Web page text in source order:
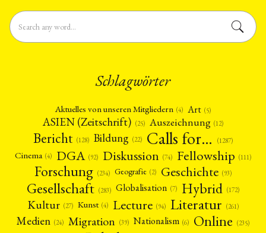
Schlagwörter
Aktuelles von unseren Mitgliedern (4) Art (5)
ASIEN (Zeitschrift) (25) Auszeichnung (12)
Bericht (128) Bildung (22) Calls for… (1287)
Cinema (4) DGA (92) Diskussion (74) Fellowship (111)
Forschung (234) Geografie (2) Geschichte (93)
Gesellschaft (283) Globalisation (7) Hybrid (172)
Kultur (27) Kunst (4) Lecture (94) Literatur (261)
Medien (24) Migration (39) Nationalism (6) Online (235)